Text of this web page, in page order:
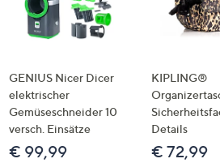
GENIUS Nicer Dicer
elektrischer
Gemüseschneider 10
versch. Einsätze
€ 99,99
KIPLING®
Details
€ 72,99